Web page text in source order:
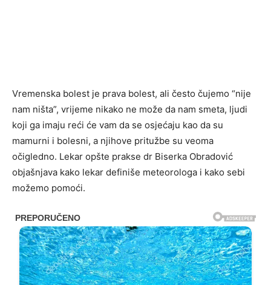
Vremenska bolest je prava bolest, ali često čujemo “nije
nam ništa”, vrijeme nikako ne može da nam smeta, ljudi
koji ga imaju reći će vam da se osjećaju kao da su
mamurni i bolesni, a njihove pritužbe su veoma
očigledno. Lekar opšte prakse dr Biserka Obradović
objašnjava kako lekar definiše meteorologa i kako sebi
možemo pomoći.